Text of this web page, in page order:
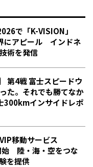
で「K-VISION」
にアピール インドネ
術を発信
第4戦 富士スピードウ
た。それでも勝てなか
300kmインサイドレポ
移動サービス
始 陸・海・空をつな
を提供